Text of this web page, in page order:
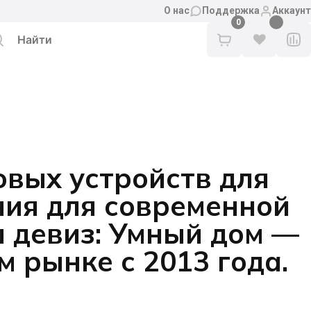
О нас Поддержка Аккаунт
устройств для
для современной
девиз: Умный дом —
рынке с 2013 года.